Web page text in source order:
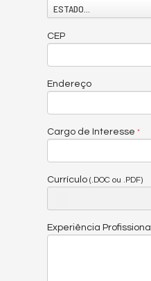
ESTADO...
CEP
Endereço
Cargo de Interesse
Currículo (.DOC ou .PDF)
Experiência Profissional